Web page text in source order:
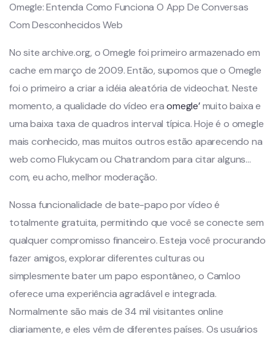
Omegle: Entenda Como Funciona O App De Conversas
Com Desconhecidos Web
No site archive.org, o Omegle foi primeiro armazenado em
cache em março de 2009. Então, supomos que o Omegle
foi o primeiro a criar a idéia aleatória de videochat. Neste
momento, a qualidade do vídeo eraomegle’muito baixa e
uma baixa taxa de quadros interval típica. Hoje é o omegle
mais conhecido, mas muitos outros estão aparecendo na
web como Flukycam ou Chatrandom para citar alguns…
com, eu acho, melhor moderação.
Nossa funcionalidade de bate-papo por vídeo é
totalmente gratuita, permitindo que você se conecte sem
qualquer compromisso financeiro. Esteja você procurando
fazer amigos, explorar diferentes culturas ou
simplesmente bater um papo espontâneo, o Camloo
oferece uma experiência agradável e integrada.
Normalmente são mais de 34 mil visitantes online
diariamente, e eles vêm de diferentes países. Os usuários